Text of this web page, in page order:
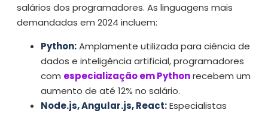
salários dos programadores. As linguagens mais
demandadas em 2024 incluem:
Python:Amplamente utilizada para ciência de
dados e inteligência artificial, programadores
com especialização em Pythonrecebem um
aumento de até 12% no salário.
Node.js, Angular.js, React:Especialistas